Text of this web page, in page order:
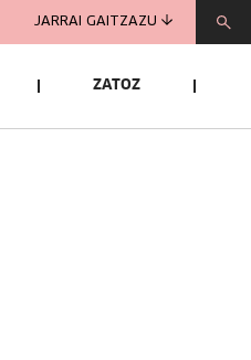
JARRAI GAITZAZU
ZATOZ